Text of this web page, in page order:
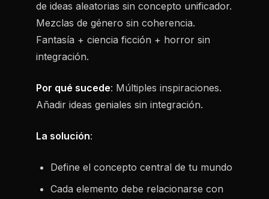
de ideas aleatorias sin concepto unificador.
Mezclas de género sin coherencia.
Fantasía + ciencia ficción + horror sin
integración.
Por qué sucede: Múltiples inspiraciones.
Añadir ideas geniales sin integración.
La solución:
Define el concepto central de tu mundo
Cada elemento debe relacionarse con